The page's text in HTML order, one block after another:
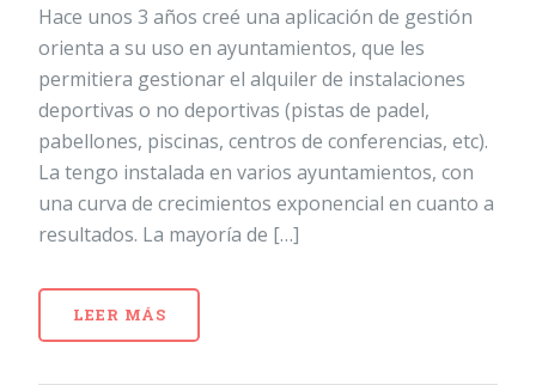
Hace unos 3 años creé una aplicación de gestión
orienta a su uso en ayuntamientos, que les
permitiera gestionar el alquiler de instalaciones
deportivas o no deportivas (pistas de padel,
pabellones, piscinas, centros de conferencias, etc).
La tengo instalada en varios ayuntamientos, con
una curva de crecimientos exponencial en cuanto a
resultados. La mayoría de […]
LEER MÁS